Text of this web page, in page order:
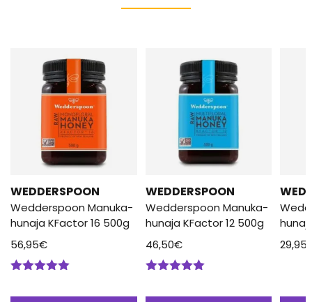
WEDDERSPOON
Wedderspoon Manuka-
hunaja KFactor 16 500g
56,95€
WEDDERSPOON
Wedderspoon Manuka-
hunaja KFactor 12 500g
46,50€
29,95